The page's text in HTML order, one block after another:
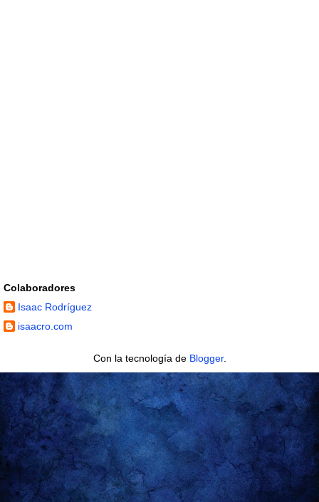
Colaboradores
Isaac Rodríguez
isaacro.com
Con la tecnología de Blogger.